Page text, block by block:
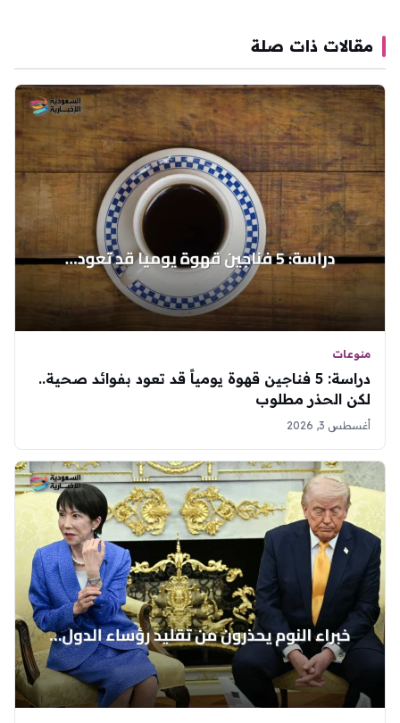
مقالات ذات صلة
منوعات
دراسة: 5 فناجين قهوة يومياً قد تعود بفوائد صحية..
لكن الحذر مطلوب
أغسطس 3, 2026